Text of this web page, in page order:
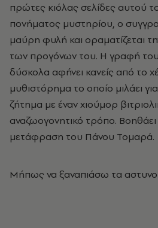
πρώτες κιόλας σελίδες αυτού
πονήματος μυστηρίου, ο
μαύρη φυλή και οραματίζεται
των προγόνων του. Η γραφή του
δύσκολα αφήνει κανείς από το
μυθιστόρημα το οποίο μιλάει
ζήτημα με έναν χιούμορ
αναζωογονητικό τρόπο.
μετάφραση του Πάνου Τομαρά.
Μήπως να ξαναπιάσω τα